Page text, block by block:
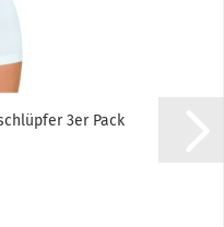
3er Pack